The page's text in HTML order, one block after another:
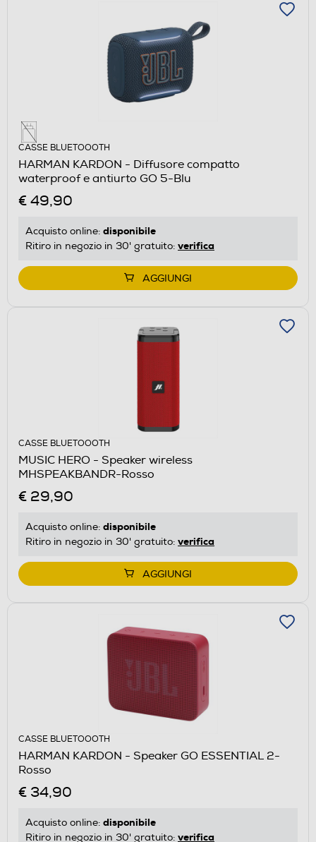
CASSE BLUETOOOTH
HARMAN KARDON - Diffusore compatto
waterproof e antiurto GO 5-Blu
€ 49,90
Acquisto online: disponibile
Ritiro in negozio in 30' gratuito: verifica
AGGIUNGI
CASSE BLUETOOOTH
MUSIC HERO - Speaker wireless
MHSPEAKBANDR-Rosso
€ 29,90
Acquisto online: disponibile
Ritiro in negozio in 30' gratuito: verifica
AGGIUNGI
CASSE BLUETOOOTH
HARMAN KARDON - Speaker GO ESSENTIAL 2-
Rosso
€ 34,90
Acquisto online: disponibile
Ritiro in negozio in 30' gratuito: verifica